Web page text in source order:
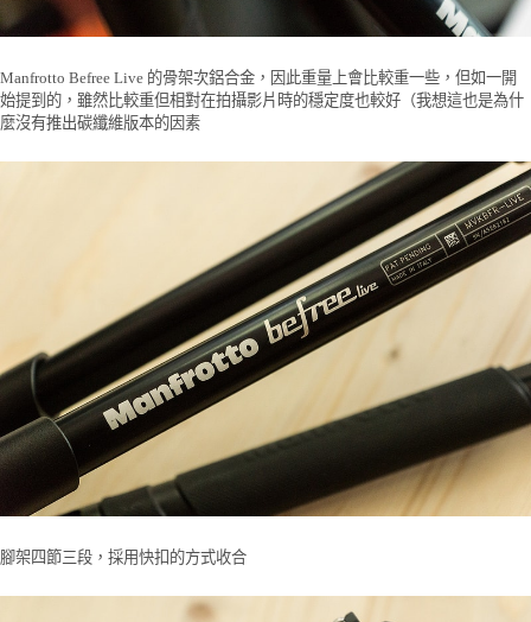
Manfrotto Befree Live 的骨架次鋁合金，因此重量上會比較重一些，但如一開
始提到的，雖然比較重但相對在拍攝影片時的穩定度也較好（我想這也是為什
麼沒有推出碳纖維版本的因素
腳架四節三段，採用快扣的方式收合